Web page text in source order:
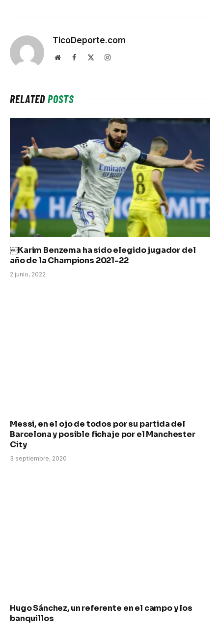
TicoDeporte.com
WebsiteFacebook Instagram
RELATEDPOSTS
￼Karim Benzema ha sido elegido jugador del
año de la Champions 2021-22
2 junio, 2022
Messi, en el ojo de todos por su partida del
Barcelona y posible fichaje por el Manchester
City
3 septiembre, 2020
Hugo Sánchez, un referente en el campo y los
banquillos